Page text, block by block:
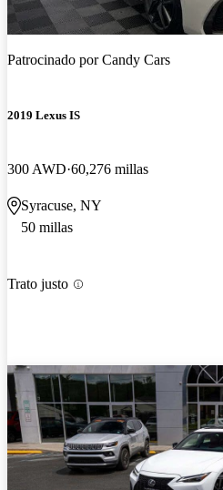
Patrocinado porCandy Cars
2019 Lexus IS
300 AWD 60,276 millas
Syracuse, NY
50 millas
Trato justo